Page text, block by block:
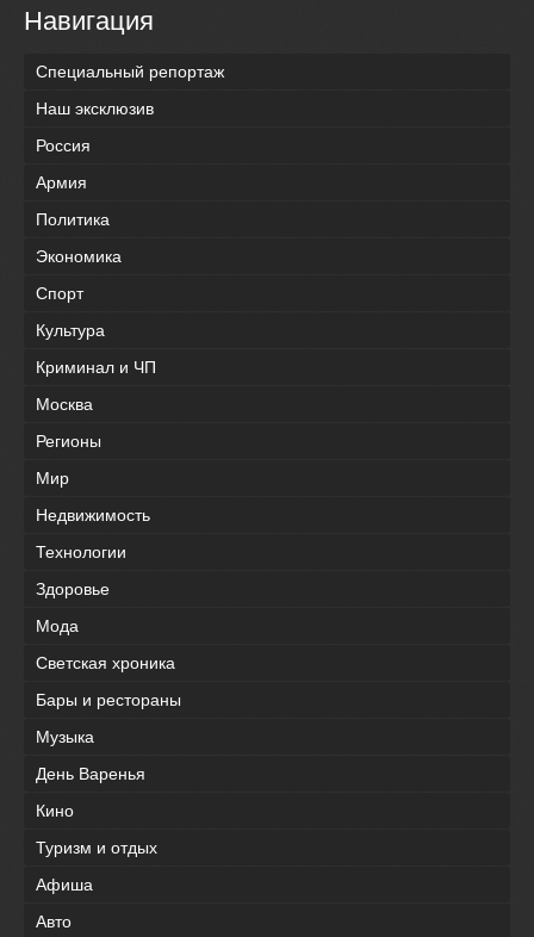
Навигация
Специальный репортаж
Наш эксклюзив
Россия
Армия
Политика
Экономика
Спорт
Культура
Криминал и ЧП
Москва
Регионы
Мир
Недвижимость
Технологии
Здоровье
Мода
Светская хроника
Бары и рестораны
Музыка
День Варенья
Кино
Туризм и отдых
Афиша
Авто